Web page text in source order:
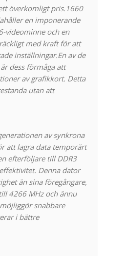
överkomligt pris. 1660
en imponerande
videominne och en
med kraft för att
inställningar.En av de
dess förmåga att
av grafikkort. Detta
utan att
av synkrona
att lagra data temporärt
efterföljare till DDR3
Denna dator
än sina föregångare,
4266 MHz och ännu
snabbare
i bättre